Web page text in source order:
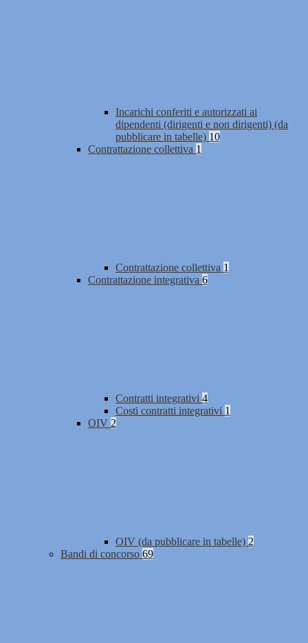
Incarichi conferiti e autorizzati ai
dipendenti (dirigenti e non dirigenti) (da
pubblicare in tabelle) 10
Contrattazione collettiva 1
Contrattazione collettiva 1
Contrattazione integrativa 6
Contratti integrativi 4
Costi contratti integrativi 1
OIV 2
OIV (da pubblicare in tabelle) 2
Bandi di concorso 69